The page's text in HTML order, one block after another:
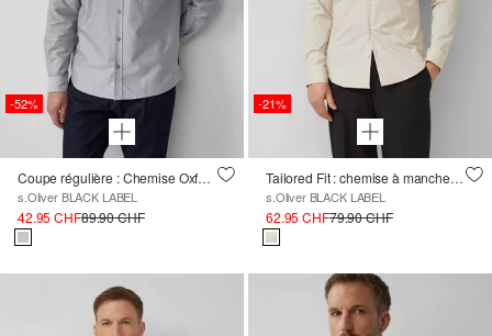
-52%
Coupe régulière : Chemise Oxford à col boutonné
s.Oliver BLACK LABEL
42.95 CHF89.90 CHF
-21%
Tailored Fit : chemise à manches longues en Comfortstretch
s.Oliver BLACK LABEL
62.95 CHF79.90 CHF